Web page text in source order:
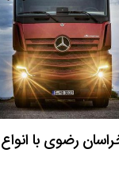
خراسان رضوی با